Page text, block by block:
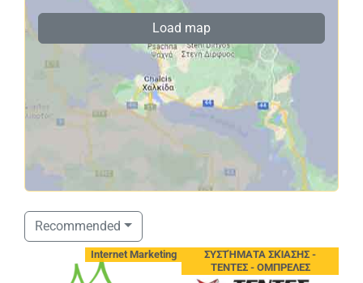
Load map
Recommended
Internet Marketing
ΣΥΣΤΉΜΑΤΑ ΣΚΊΑΣΗΣ -
ΤΕΝΤΕΣ - ΟΜΠΡΕΛΕΣ